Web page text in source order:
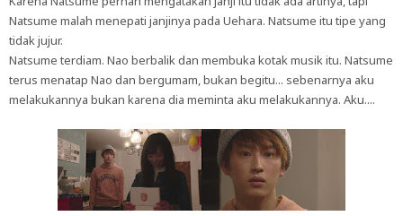
Natsume malah menepati janjinya pada Uehara. Natsume itu tipe yang
tidak jujur.
Natsume terdiam. Nao berbalik dan membuka kotak musik itu. Natsume
terus menatap Nao dan bergumam, bukan begitu... sebenarnya aku
melakukannya bukan karena dia meminta aku melakukannya. Aku....